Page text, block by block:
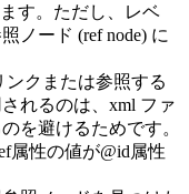
す。ただし、レベ
ノード (ref node) に
クまたは参照する
れるのは、xml ファ
を避けるためです。
属性の値が@id属性